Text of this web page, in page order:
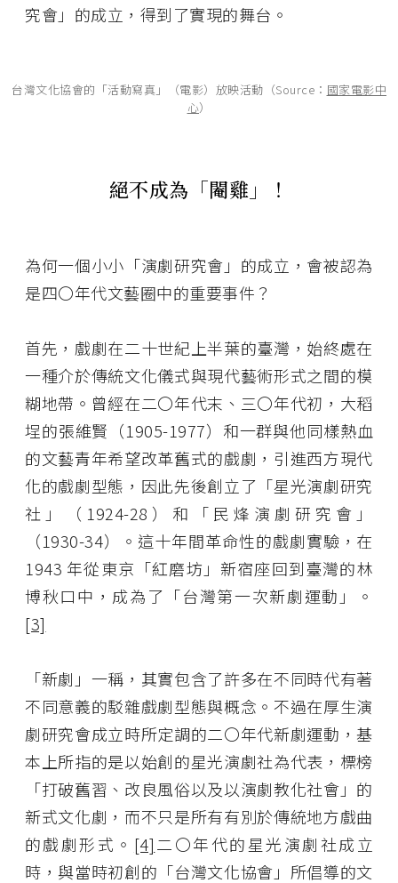
究會」的成立，得到了實現的舞台。
台灣文化協會的「活動寫真」（電影）放映活動（Source： 國家電影中
心）
絕不成為「閹雞」！
為何一個小小「演劇研究會」的成立，會被認為
是四〇年代文藝圈中的重要事件？
首先，戲劇在二十世紀上半葉的臺灣，始終處在
一種介於傳統文化儀式與現代藝術形式之間的模
糊地帶。曾經在二〇年代末、三〇年代初，大稻
埕的張維賢（1905-1977）和一群與他同樣熱血
的文藝青年希望改革舊式的戲劇，引進西方現代
化的戲劇型態，因此先後創立了「星光演劇研究
社」（1924-28）和「民烽演劇研究會」
（1930-34）。這十年間革命性的戲劇實驗，在
1943 年從東京「紅磨坊」新宿座回到臺灣的林
博秋口中，成為了「台灣第一次新劇運動」。
[3]
「新劇」一稱，其實包含了許多在不同時代有著
不同意義的駁雜戲劇型態與概念。不過在厚生演
劇研究會成立時所定調的二〇年代新劇運動，基
本上所指的是以始創的星光演劇社為代表，標榜
「打破舊習、改良風俗以及以演劇教化社會」的
新式文化劇，而不只是所有有別於傳統地方戲曲
的戲劇形式。 [4]二〇年代的星光演劇社成立
時，與當時初創的「台灣文化協會」所倡導的文